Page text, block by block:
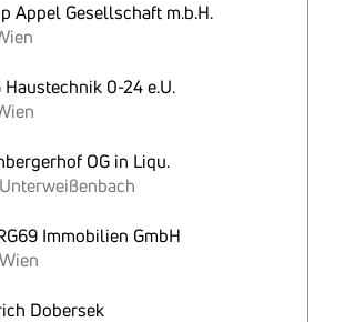
Appel Gesellschaft m.b.H.
Haustechnik 0-24 e.U.
OG in Liqu.
Immobilien GmbH
Dobersek